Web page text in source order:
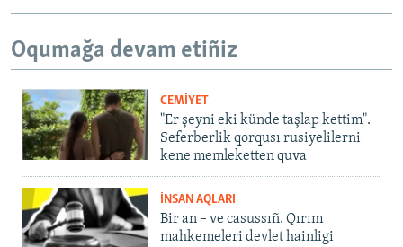
Oqumağa devam etiñiz
CEMİYET
"Er şeyni eki künde taşlap kettim".
Seferberlik qorqusı rusiyelilerni
kene memleketten quva
İNSAN AQLARI
Bir an – ve casussıñ. Qırım
mahkemeleri devlet hainligi